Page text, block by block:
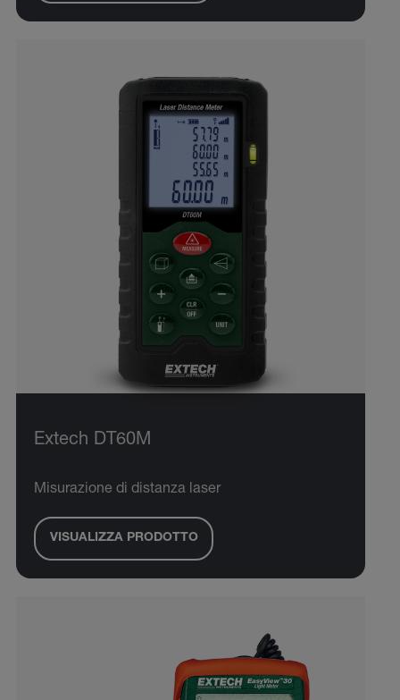
Extech DT60M
Misurazione di distanza laser
VISUALIZZA PRODOTTO